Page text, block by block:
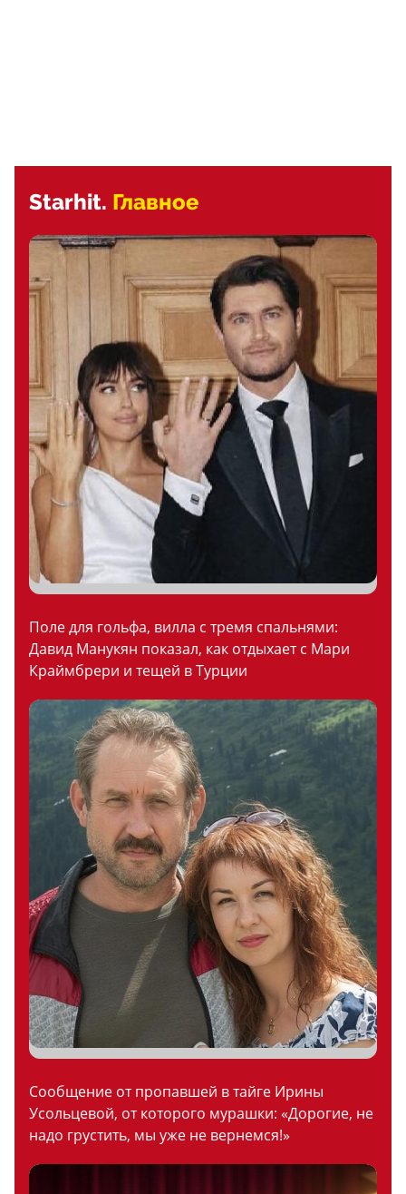
Starhit. Главное
Поле для гольфа, вилла с тремя спальнями:
Давид Манукян показал, как отдыхает с Мари
Краймбрери и тещей в Турции
Сообщение от пропавшей в тайге Ирины
Усольцевой, от которого мурашки: «Дорогие, не
надо грустить, мы уже не вернемся!»